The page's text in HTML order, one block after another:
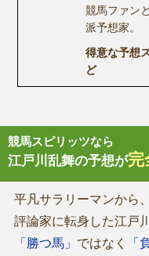
競馬ファン
派予想家。
得意な予想
ど
競馬スピリッツなら
江戸川乱舞の予想が完
平凡サラリーマンから
評論家に転身した江戸
「勝つ馬」 ではなく 「